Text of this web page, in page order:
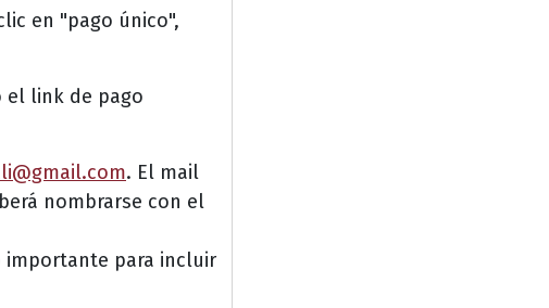
en "pago único",
el link de pago
. El mail
nombrarse con el
importante para incluir